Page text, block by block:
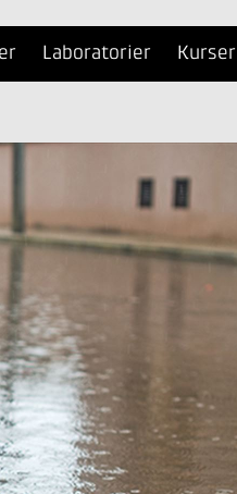
Laboratorier Kurser